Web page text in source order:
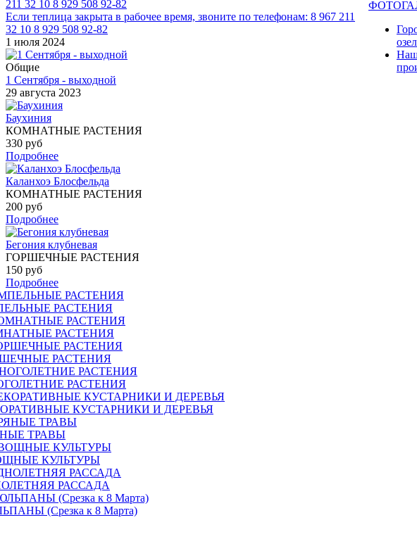
Если теплица закрыта в рабочее время, звоните по телефонам: 8 967 211
32 10 8 929 508 92-82
1 июля 2024
Общие
1 Сентября - выходной
29 августа 2023
Баухиния
КОМНАТНЫЕ РАСТЕНИЯ
330 руб
Подробнее
Каланхоэ Блосфельда
КОМНАТНЫЕ РАСТЕНИЯ
200 руб
Подробнее
Бегония клубневая
ГОРШЕЧНЫЕ РАСТЕНИЯ
150 руб
Подробнее
РАСТЕНИЯ
РАСТЕНИЯ
РАСТЕНИЯ
РАСТЕНИЯ
КУСТАРНИКИ И ДЕРЕВЬЯ
ТРАВЫ
КУЛЬТУРЫ
РАССАДА
(Срезка к 8 Марта)